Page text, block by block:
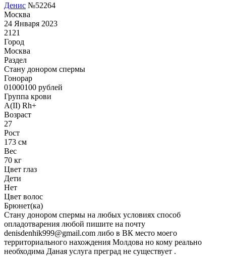
Денис №52264
Москва
24 Января 2023
2121
Город
Москва
Раздел
Стану донором спермы
Гонoрар
01000100 рублей
Группа крови
A(II) Rh+
Возраст
27
Рост
173 см
Вес
70 кг
Цвет глаз
Дети
Нет
Цвет волос
Брюнет(ка)
Стану донором спермы на любых условиях способ
опладотварения любой пишите на почту
denisdenhik999@gmail.com либо в ВК место моего
территориального нахождения Молдова но кому реально
необходима Даная услуга преград не существует .